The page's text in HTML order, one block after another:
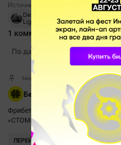
Источник:
Destiny 2:
Lightfall
обновления
1 комментарий
По дате Лучшие
Закрепленный комментарий
Бесплатная ставка!
Фрибет до 10 000 новым
«СТОМ» 18+
ПЕРЕЙТИ